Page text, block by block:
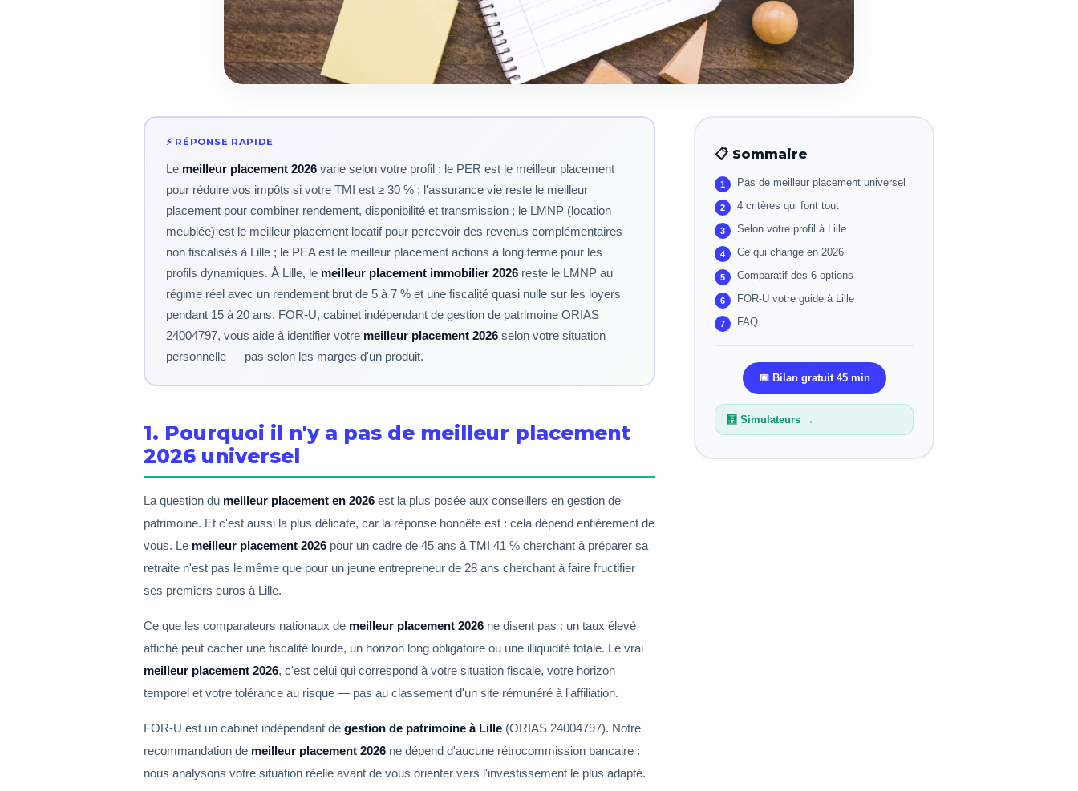
Le meilleur placement 2026 varie selon votre profil : le PER est le meilleur placement
pour réduire vos impôts si votre TMI est ≥ 30 % ; l'assurance vie reste le meilleur
placement pour combiner rendement, disponibilité et transmission ; le LMNP (location
meublée) est le meilleur placement locatif pour percevoir des revenus complémentaires
non fiscalisés à Lille ; le PEA est le meilleur placement actions à long terme pour les
profils dynamiques. À Lille, le meilleur placement immobilier 2026 reste le LMNP au
régime réel avec un rendement brut de 5 à 7 % et une fiscalité quasi nulle sur les loyers
pendant 15 à 20 ans. FOR-U, cabinet indépendant de gestion de patrimoine ORIAS
24004797, vous aide à identifier votre meilleur placement 2026 selon votre situation
personnelle — pas selon les marges d'un produit.
1. Pourquoi il n'y a pas de meilleur placement
2026 universel
La question du meilleur placement en 2026 est la plus posée aux conseillers en gestion de
patrimoine. Et c'est aussi la plus délicate, car la réponse honnête est : cela dépend entièrement de
vous. Le meilleur placement 2026 pour un cadre de 45 ans à TMI 41 % cherchant à préparer sa
retraite n'est pas le même que pour un jeune entrepreneur de 28 ans cherchant à faire fructifier
ses premiers euros à Lille.
Ce que les comparateurs nationaux de meilleur placement 2026 ne disent pas : un taux élevé
affiché peut cacher une fiscalité lourde, un horizon long obligatoire ou une illiquidité totale. Le vrai
meilleur placement 2026, c'est celui qui correspond à votre situation fiscale, votre horizon
temporel et votre tolérance au risque — pas au classement d'un site rémunéré à l'affiliation.
FOR-U est un cabinet indépendant de gestion de patrimoine à Lille (ORIAS 24004797). Notre
recommandation de meilleur placement 2026 ne dépend d'aucune rétrocommission bancaire :
nous analysons votre situation réelle avant de vous orienter vers l'investissement le plus adapté.
📋 Sommaire
Pas de meilleur placement universel
4 critères qui font tout
Selon votre profil à Lille
Ce qui change en 2026
Comparatif des 6 options
FOR-U votre guide à Lille
FAQ
📅 Bilan gratuit 45 min
🧮 Simulateurs →